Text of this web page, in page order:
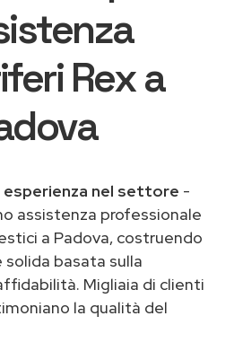
Rex a
esperienza nel settore -
assistenza professionale
a Padova, costruendo
basata sulla
Migliaia di clienti
la qualità del